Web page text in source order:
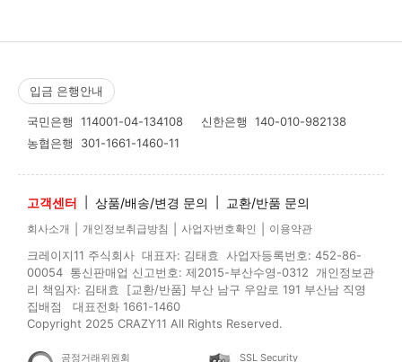
입금 은행안내
국민은행 114001-04-134108 신한은행 140-010-982138
농협은행 301-1661-1460-11
고객센터 상품/배송/변경 문의 교환/반품 문의
회사소개 개인정보취급방침 사업자번호확인 이용약관
크레이지11 주식회사 대표자: 김태효 사업자등록번호: 452-86-
00054 통신판매업 신고번호: 제2015-부산수영-0312 개인정보관
리 책임자: 김태효 [교환/반품] 부산 남구 우암로 191 부산남 직영
집배점 대표전화 1661-1460
Copyright 2025 CRAZY11 All Rights Reserved.
공정거래위원회 SSL Security